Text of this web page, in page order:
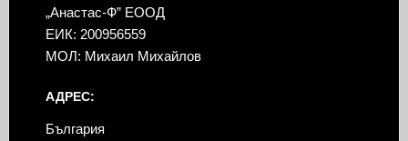
„Анастас-Ф” ЕООД
ЕИК: 200956559
МОЛ: Михаил Михайлов
АДРЕС:
България